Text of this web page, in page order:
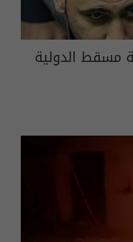
مسقط الدولية